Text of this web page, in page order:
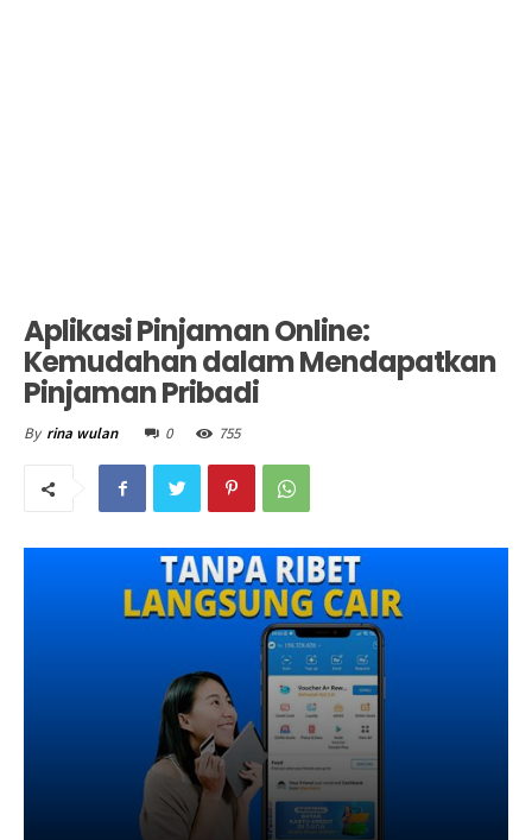
Aplikasi Pinjaman Online:
Kemudahan dalam Mendapatkan
Pinjaman Pribadi
By rina wulan 0 755